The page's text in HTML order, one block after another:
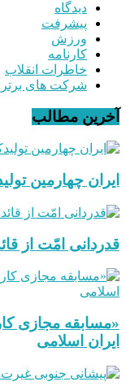
دیدگاه
پیشرفت
ورزش
کارنامه
خاطرات انقلاب
شرکت های برتر
آخرین مطالب
ایران چهارمین
قدردانی امّت از
«مسابقه مجازی
ایران اسلامی